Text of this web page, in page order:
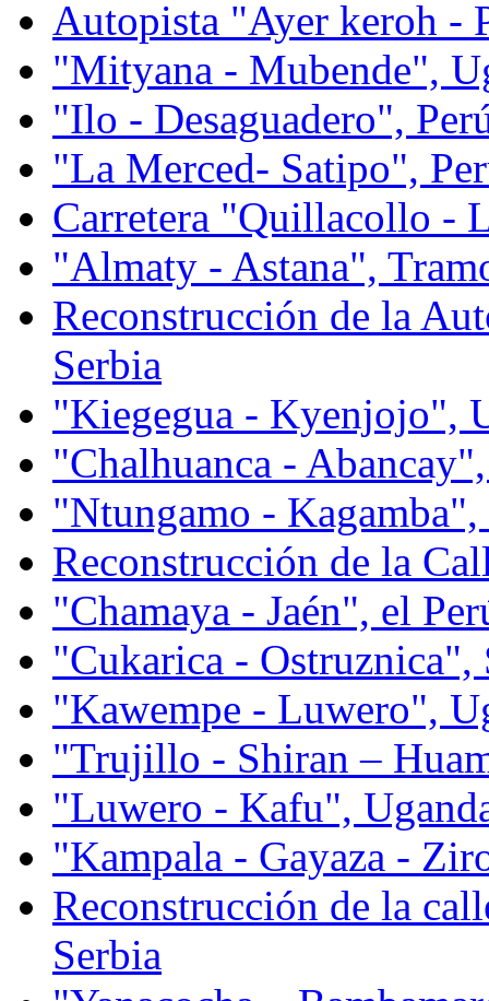
Autopista "Ayer keroh -
"Mityana - Mubende",
"Ilo - Desaguadero",
"La Merced- Satipo",
Carretera "Quillacollo -
"Almaty - Astana",
Reconstrucción de la
Serbia
"Kiegegua - Kyenjojo",
"Chalhuanca -
"Ntungamo - Kagamba",
Reconstrucción de la
"Chamaya - Jaén", el
"Cukarica - Ostruznica",
"Kawempe - Luwero",
"Trujillo - Shiran –
"Luwero - Kafu",
"Kampala - Gayaza -
Reconstrucción de la
Serbia